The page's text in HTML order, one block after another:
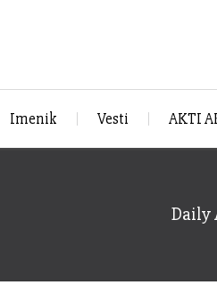
Imenik Vesti AKTI
Daily